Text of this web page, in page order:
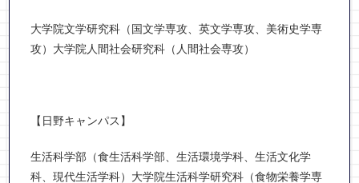
大学院文学研究科（国文学専攻、英文学専攻、美術史学専
攻）大学院人間社会研究科（人間社会専攻）
【日野キャンパス】
生活科学部（食生活科学部、生活環境学科、生活文化学
科、現代生活学科）大学院生活科学研究科（食物栄養学専